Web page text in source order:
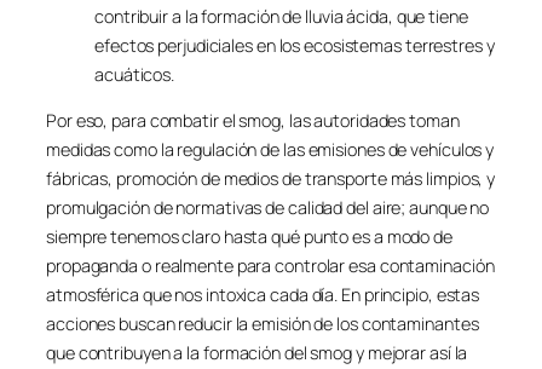
contribuir a la formación de lluvia ácida, que tiene
efectos perjudiciales en los ecosistemas terrestres y
acuáticos.
Por eso, para combatir el smog, las autoridades toman
medidas como la regulación de las emisiones de vehículos y
fábricas, promoción de medios de transporte más limpios, y
promulgación de normativas de calidad del aire; aunque no
siempre tenemos claro hasta qué punto es a modo de
propaganda o realmente para controlar esa contaminación
atmosférica que nos intoxica cada día. En principio, estas
acciones buscan reducir la emisión de los contaminantes
que contribuyen a la formación del smog y mejorar así la